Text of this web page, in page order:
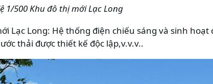
1/500 Khu đô thị mới Lạc Long
Lạc Long: Hệ thống điện chiếu sáng và sinh hoạt
thải được thiết kế độc lập,v.v.v..